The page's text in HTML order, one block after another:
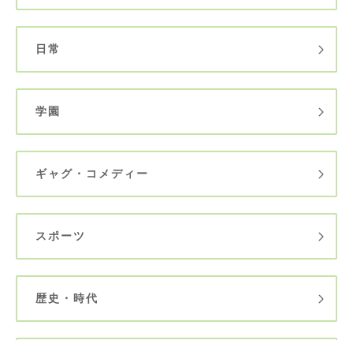
日常
学園
ギャグ・コメディー
スポーツ
歴史・時代